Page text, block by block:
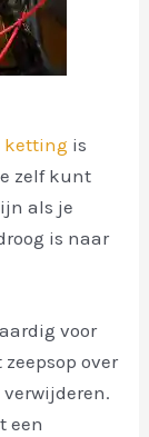
ketting is
zelf kunt
als je
is naar
voor
over
een